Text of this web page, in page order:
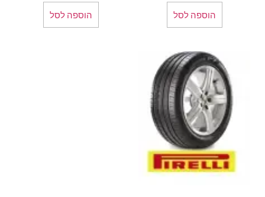
הוספה לסל הוספה לסל